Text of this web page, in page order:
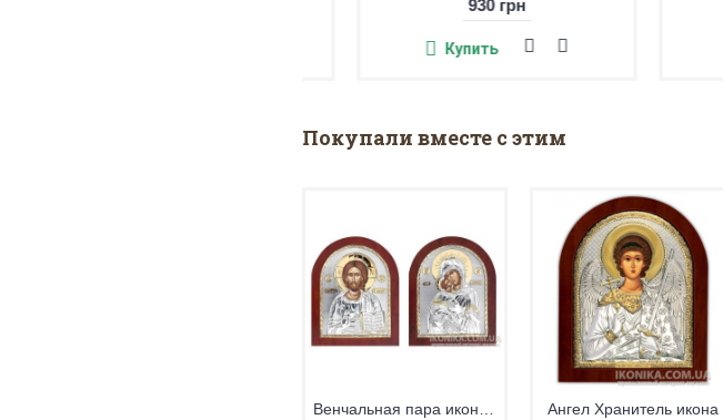
2 340 грн
Покупали вместе с этим
Венчальная пара икон Господь и Владимирская Богородица Ангел Хранитель икона